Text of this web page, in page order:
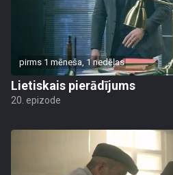
pirms 1 mēneša, 1 nedēļas
Lietiskais pierādījums
20. epizode